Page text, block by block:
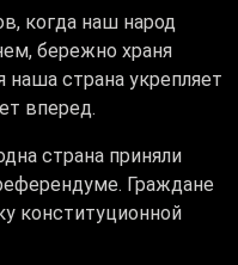
когда наш народ
бережно храня
наша страна укрепляет
вперед.
страна приняли
Граждане
конституционной